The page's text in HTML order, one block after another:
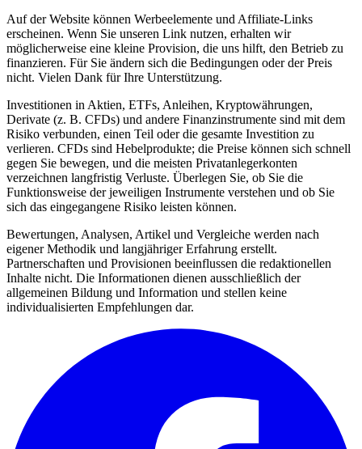
Auf der Website können Werbeelemente und Affiliate-Links
erscheinen. Wenn Sie unseren Link nutzen, erhalten wir
möglicherweise eine kleine Provision, die uns hilft, den Betrieb zu
finanzieren. Für Sie ändern sich die Bedingungen oder der Preis
nicht. Vielen Dank für Ihre Unterstützung.
Investitionen in Aktien, ETFs, Anleihen, Kryptowährungen,
Derivate (z. B. CFDs) und andere Finanzinstrumente sind mit dem
Risiko verbunden, einen Teil oder die gesamte Investition zu
verlieren. CFDs sind Hebelprodukte; die Preise können sich schnell
gegen Sie bewegen, und die meisten Privatanlegerkonten
verzeichnen langfristig Verluste. Überlegen Sie, ob Sie die
Funktionsweise der jeweiligen Instrumente verstehen und ob Sie
sich das eingegangene Risiko leisten können.
Bewertungen, Analysen, Artikel und Vergleiche werden nach
eigener Methodik und langjähriger Erfahrung erstellt.
Partnerschaften und Provisionen beeinflussen die redaktionellen
Inhalte nicht. Die Informationen dienen ausschließlich der
allgemeinen Bildung und Information und stellen keine
individualisierten Empfehlungen dar.